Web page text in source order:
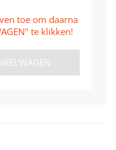
toe om daarna
te klikken!